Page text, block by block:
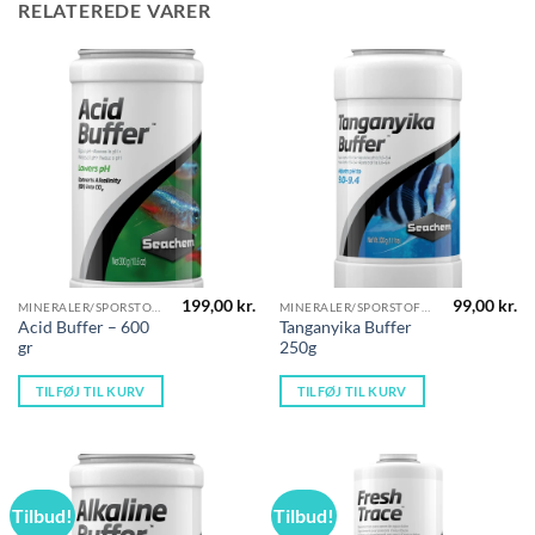
RELATEREDE VARER
Acid Buffer – 600
gr
199,00 kr.
TILFØJ TIL KURV
Tanganyika Buffer
250g
99,00 kr.
TILFØJ TIL KURV
Tilbud! Tilbud!